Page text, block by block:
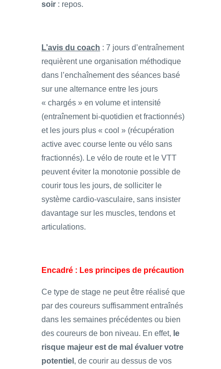
soir : repos.
L’avis du coach : 7 jours d’entraînement
requièrent une organisation méthodique
dans l’enchaînement des séances basé
sur une alternance entre les jours
« chargés » en volume et intensité
(entraînement bi-quotidien et fractionnés)
et les jours plus « cool » (récupération
active avec course lente ou vélo sans
fractionnés). Le vélo de route et le VTT
peuvent éviter la monotonie possible de
courir tous les jours, de solliciter le
système cardio-vasculaire, sans insister
davantage sur les muscles, tendons et
articulations.
Encadré : Les principes de précaution
Ce type de stage ne peut être réalisé que
par des coureurs suffisamment entraînés
dans les semaines précédentes ou bien
des coureurs de bon niveau. En effet, le
risque majeur est de mal évaluer votre
potentiel , de courir au dessus de vos